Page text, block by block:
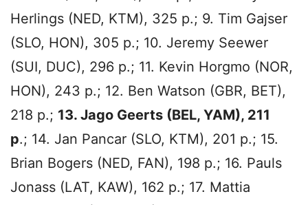
Herlings (NED, KTM), 325 p.; 9. Tim Gajser
(SLO, HON), 305 p.; 10. Jeremy Seewer
(SUI, DUC), 296 p.; 11. Kevin Horgmo (NOR,
HON), 243 p.; 12. Ben Watson (GBR, BET),
218 p.; 13. Jago Geerts (BEL, YAM), 211
p.; 14. Jan Pancar (SLO, KTM), 201 p.; 15.
Brian Bogers (NED, FAN), 198 p.; 16. Pauls
Jonass (LAT, KAW), 162 p.; 17. Mattia